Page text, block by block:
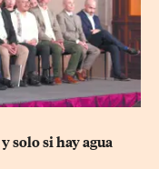
solo si hay agua